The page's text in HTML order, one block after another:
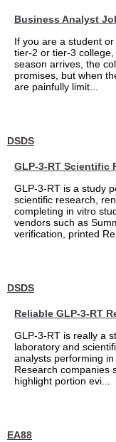
Business Analyst
If you are a student
tier-2 or tier-3
season arrives, the
promises, but when
are painfully limit...
DSDS
GLP-3-RT Scientific
GLP-3-RT is a study
scientific research,
completing in vitro
vendors such as
verification, printed
DSDS
Reliable GLP-3-RT
GLP-3-RT is really a
laboratory and
analysts performing
Research companies
highlight portion evi...
EA88